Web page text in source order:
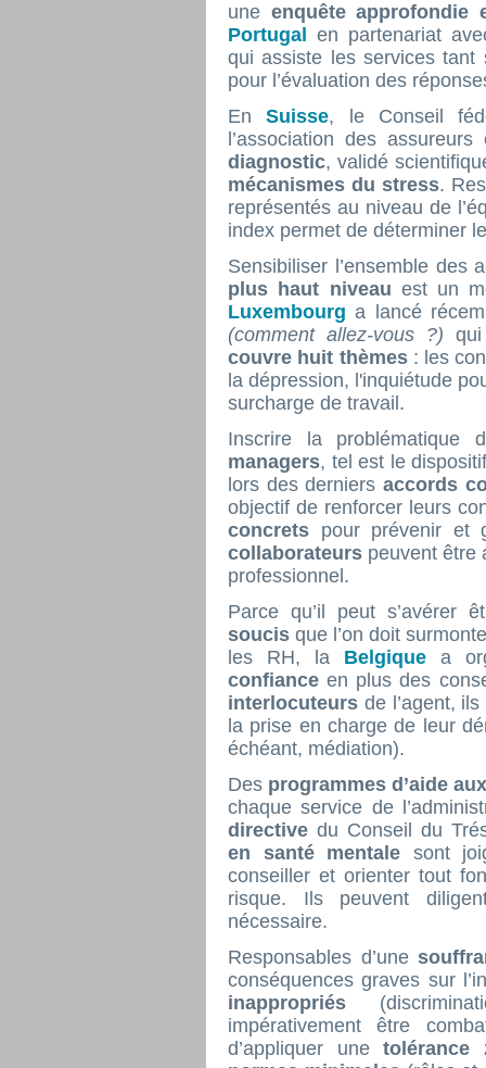
une enquête approfondie
Portugal en partenariat
qui assiste les services tant
pour l’évaluation des
EnSuisse, le Conseil
l’association des
diagnostic, validé
mécanismes du stress.
représentés au niveau de
index permet de déterminer
Sensibiliser l’ensemble des
plus haut niveau est un
Luxembourga lancé
(comment allez-vous ?)
couvre huit thèmes : les
la dépression, l'inquiétude
surcharge de travail.
Inscrire la
managers, tel est le
lors des derniersaccords
objectif de renforcer leurs
concrets pour prévenir et
collaborateurs peuvent être
professionnel.
Parce qu’il peut s’avérer
soucis que l’on doit
les RH, la Belgique a
confianceen plus des
interlocuteurs de l’agent,
la prise en charge de leur
échéant, médiation).
Des programmes d’aide
chaque service de
directive du Conseil du
en santé mentale sont
conseiller et orienter tout
risque. Ils peuvent
nécessaire.
Responsables d’une
conséquences graves sur
inappropriés
impérativement être
d’appliquer une